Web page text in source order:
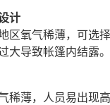
计
区氧气稀薄，可选
大导致帐篷内结露
稀薄，人员易出现